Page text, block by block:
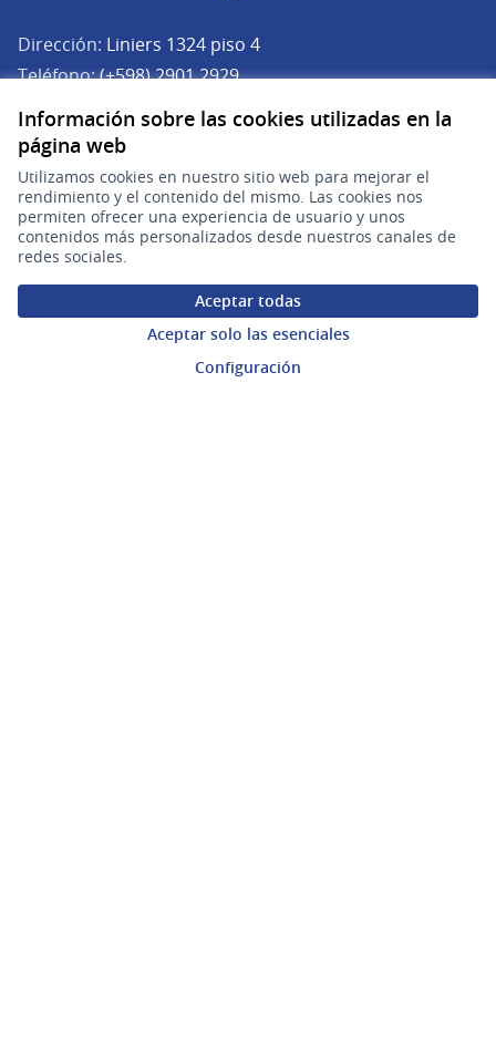
Información sobre las cookies utilizadas en la
página web
Utilizamos cookies en nuestro sitio web para mejorar el
rendimiento y el contenido del mismo. Las cookies nos
permiten ofrecer una experiencia de usuario y unos
contenidos más personalizados desde nuestros canales de
redes sociales.
Aceptar todas
Aceptar solo las esenciales
Configuración
Dirección: Liniers 1324 piso 4
Teléfono:(+598) 2901 2929
Correo electrónico:
plataforma.participacion@agesic.gub.uy(Abrir en una
Horario de atención:
Lunes a viernes de 9:30 a 17:30 hs.
Plataforma de Participación Ciudadana Digital en X
(Enlace externo)
Plataforma de Participación Ciudadana Digital en Facebook
(Enlace externo)
Plataforma de Participación Ciudadana Digital en
(Enlace externo)
Participá
Inicio